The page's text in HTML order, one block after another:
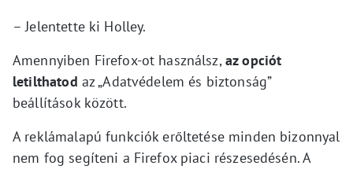
– Jelentette ki Holley.
Amennyiben Firefox-ot használsz,az opciót
letilthatod az „Adatvédelem és biztonság”
beállítások között.
A reklámalapú funkciók erőltetése minden bizonnyal
nem fog segíteni a Firefox piaci részesedésén. A